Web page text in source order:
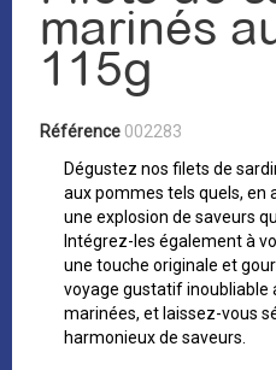
marinés
115g
Référence 002283
Dégustez nos filets de
aux pommes tels quels, en
une explosion de saveurs
Intégrez-les également à
une touche originale et
voyage gustatif inoubliable
marinées, et laissez-vous
harmonieux de saveurs.